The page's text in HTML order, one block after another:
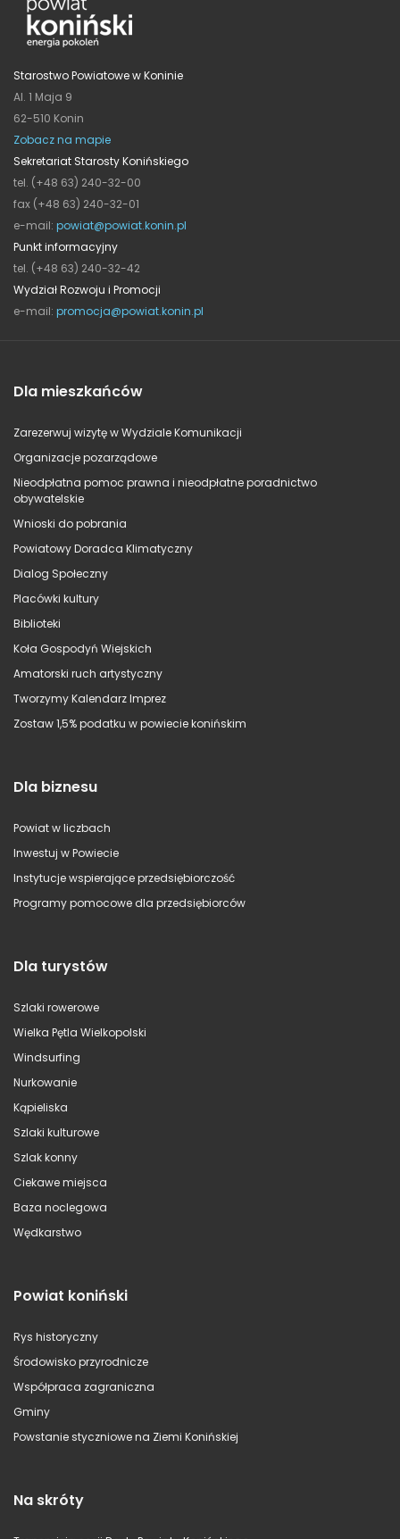
Starostwo Powiatowe w Koninie
Al. 1 Maja 9
62-510 Konin
Zobacz na mapie
Sekretariat Starosty Konińskiego
tel. (+48 63) 240-32-00
fax (+48 63) 240-32-01
e-mail: powiat@powiat.konin.pl
Punkt informacyjny
tel. (+48 63) 240-32-42
Wydział Rozwoju i Promocji
e-mail: promocja@powiat.konin.pl
Dla mieszkańców
Zarezerwuj wizytę w Wydziale Komunikacji
Organizacje pozarządowe
Nieodpłatna pomoc prawna i nieodpłatne poradnictwo
obywatelskie
Wnioski do pobrania
Powiatowy Doradca Klimatyczny
Dialog Społeczny
Placówki kultury
Biblioteki
Koła Gospodyń Wiejskich
Amatorski ruch artystyczny
Tworzymy Kalendarz Imprez
Zostaw 1,5% podatku w powiecie konińskim
Dla biznesu
Powiat w liczbach
Inwestuj w Powiecie
Instytucje wspierające przedsiębiorczość
Programy pomocowe dla przedsiębiorców
Dla turystów
Szlaki rowerowe
Wielka Pętla Wielkopolski
Windsurfing
Nurkowanie
Kąpieliska
Szlaki kulturowe
Szlak konny
Ciekawe miejsca
Baza noclegowa
Wędkarstwo
Powiat koniński
Rys historyczny
Środowisko przyrodnicze
Współpraca zagraniczna
Gminy
Powstanie styczniowe na Ziemi Konińskiej
Na skróty